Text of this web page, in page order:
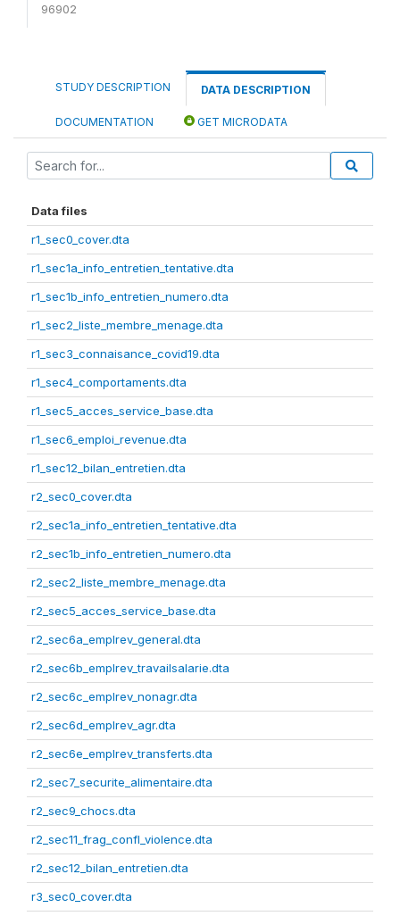
96902
STUDY DESCRIPTION DATA DESCRIPTION
DOCUMENTATION GET MICRODATA
Data files
r1_sec0_cover.dta
r1_sec1a_info_entretien_tentative.dta
r1_sec1b_info_entretien_numero.dta
r1_sec2_liste_membre_menage.dta
r1_sec3_connaisance_covid19.dta
r1_sec4_comportaments.dta
r1_sec5_acces_service_base.dta
r1_sec6_emploi_revenue.dta
r1_sec12_bilan_entretien.dta
r2_sec0_cover.dta
r2_sec1a_info_entretien_tentative.dta
r2_sec1b_info_entretien_numero.dta
r2_sec2_liste_membre_menage.dta
r2_sec5_acces_service_base.dta
r2_sec6a_emplrev_general.dta
r2_sec6b_emplrev_travailsalarie.dta
r2_sec6c_emplrev_nonagr.dta
r2_sec6d_emplrev_agr.dta
r2_sec6e_emplrev_transferts.dta
r2_sec7_securite_alimentaire.dta
r2_sec9_chocs.dta
r2_sec11_frag_confl_violence.dta
r2_sec12_bilan_entretien.dta
r3_sec0_cover.dta